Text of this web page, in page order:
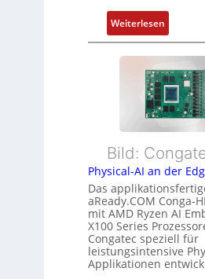
Z
u
s
t
a
n
d
ü
b
e
r
w
a
c
h
f
ü
r
m
e
h
r
i
s
t
u
n
g
Weiterlesen:
F
l
e
x
i
b
e
E
t
h
e
r
c
a
Bild:
Physical-AI an der
Das
aReady.COM Conga-
mit AMD Ryzen AI
X100 Series
Congatec speziell für
leistungsintensive
Applikationen